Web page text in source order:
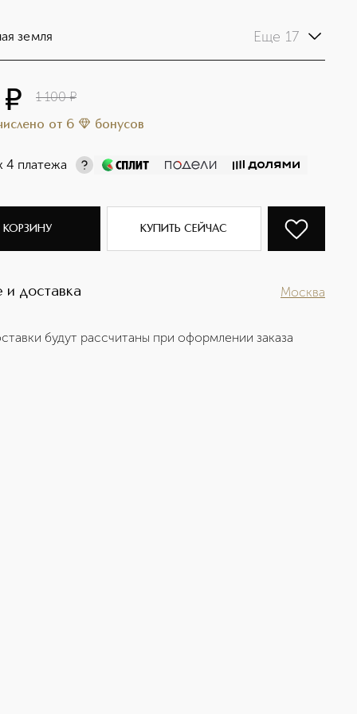
земля Еще 17
¤ 1 100 ¤
от 6 бонусов
4 платежа
КОРЗИНУ КУПИТЬ СЕЙЧАС
и доставка Москва
будут рассчитаны при оформлении заказа